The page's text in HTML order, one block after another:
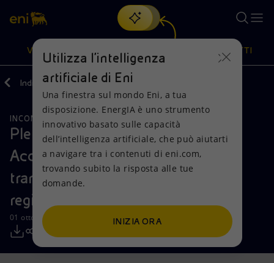
Cerca
scopri EnergIA, la nostra nuova soluzione di intelligenza
artificiale.
VISIONE
Visione
Mission e valori
Persone e Partnership
Net Zero
Modello satellitare
Azioni
Diversificazione energetica
Tecnologie per la transizione
Collaborazioni per l'innovazione
Attività nel mondo
PRODOTTI
Prodotti
Casa
Imprese
Mobilità
Indietro Media Comunicati Stampa
INCONTRI E ACCORDI
Plenitude e A.N.FI.R. siglano un
Accordo Quadro per supportare la
transizione energetica nei territori
regionali
01 ottobre 2025 - 11:00 CEST
Utilizza l'intelligenza
artificiale di Eni
Una finestra sul mondo Eni, a tua
disposizione. EnergIA è uno strumento
innovativo basato sulle capacità
dell’intelligenza artificiale, che può aiutarti
a navigare tra i contenuti di eni.com,
trovando subito la risposta alle tue
domande.
INIZIA ORA